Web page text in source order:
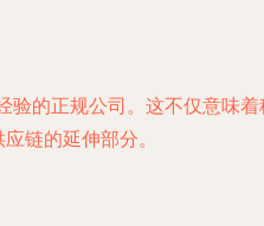
的正规公司。这不仅意味
链的延伸部分。